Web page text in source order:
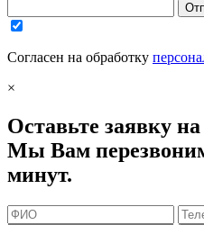
Согласен на обработку
×
Оставьте заявку
Мы Вам
минут.